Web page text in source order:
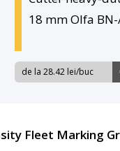
18 mm Olfa BN-
de la 28.42 lei/buc
Fleet Marking